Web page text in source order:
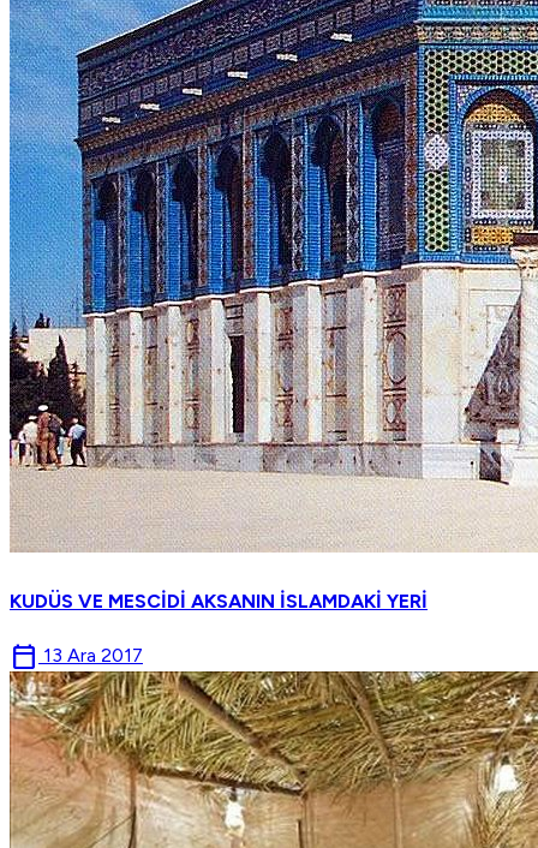
KUDÜS VE MESCİDİ AKSANIN İSLAMDAKİ YERİ
calendar_today 13 Ara 2017